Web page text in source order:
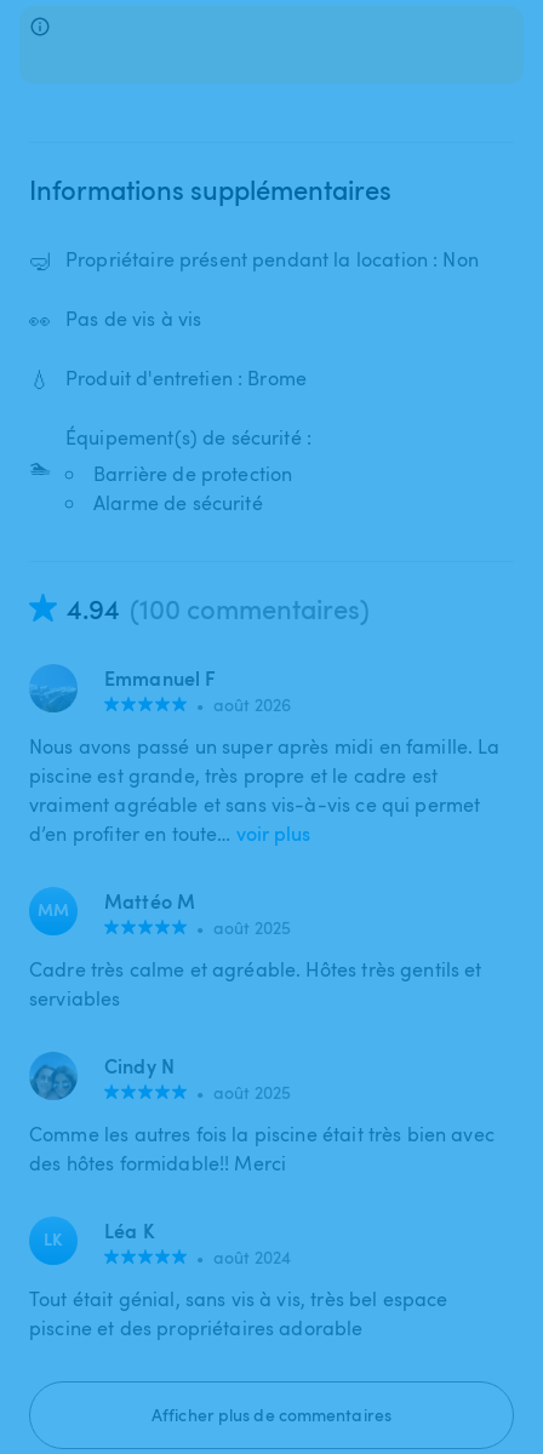
Informations supplémentaires
🤿 Propriétaire présent pendant la location : Non
👀 Pas de vis à vis
💧 Produit d'entretien : Brome
🏊
Équipement(s) de sécurité :
Barrière de protection
Alarme de sécurité
4.94 (100 commentaires)
Emmanuel F
• août 2026
Nous avons passé un super après midi en famille. La
piscine est grande, très propre et le cadre est
vraiment agréable et sans vis-à-vis ce qui permet
d’en profiter en toute… voir plus
MM Mattéo M
• août 2025
Cadre très calme et agréable. Hôtes très gentils et
serviables
Cindy N
• août 2025
Comme les autres fois la piscine était très bien avec
des hôtes formidable!! Merci
LK Léa K
• août 2024
Tout était génial, sans vis à vis, très bel espace
piscine et des propriétaires adorable
Afficher plus de commentaires